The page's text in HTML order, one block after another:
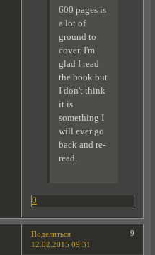
600 pages is
a lot of
ground to
cover. I'm
glad I read
the book but
I don't think
it is
something I
will ever go
back and re-
read.
0
Поделиться
9
12.02.2015 09:31